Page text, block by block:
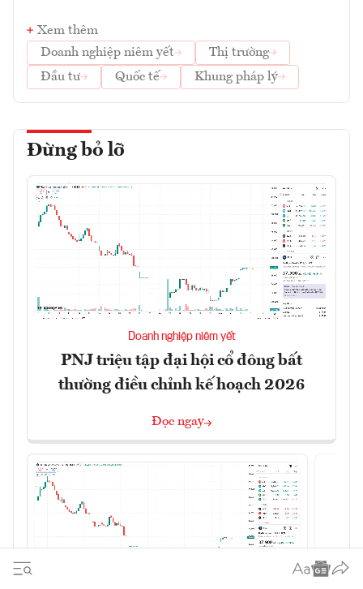
Xem thêm
Doanh nghiệp niêm yết
Thị trường
Đầu tư
Quốc tế Khung pháp lý
Đừng bỏ lỡ
Doanh nghiệp niêm yết
PNJ triệu tập đại hội cổ đông bất
thường điều chỉnh kế hoạch 2026
Đọc ngay